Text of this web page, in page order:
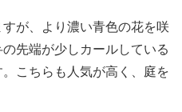
すが、より濃い青色の花を咲
先端が少しカールしている
こちらも人気が高く、庭を